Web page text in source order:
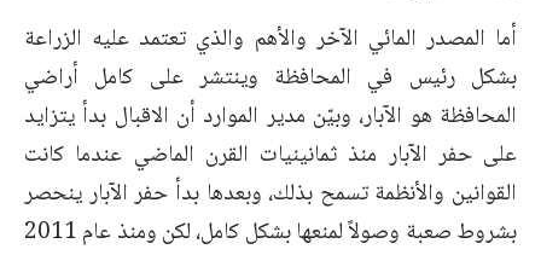
أما المصدر المائي الآخر والأهم والذي تعتمد عليه الزراعة
بشكل رئيس في المحافظة وينتشر على كامل أراضي
المحافظة هو الآبار، وبيّن مدير الموارد أن الاقبال بدأ يتزايد
على حفر الآبار منذ ثمانينيات القرن الماضي عندما كانت
القوانين والأنظمة تسمح بذلك، وبعدها بدأ حفر الآبار ينحصر
بشروط صعبة وصولاً لمنعها بشكل كامل، لكن ومنذ عام 2011